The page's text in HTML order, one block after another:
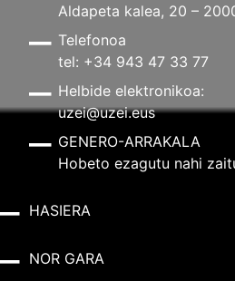
Aldapeta kalea, 20 –
Telefonoa
tel: +34 943 47 33 77
Helbide elektronikoa:
uzei@uzei.eus
GENERO-ARRAKALA
Hobeto ezagutu nahi
HASIERA
NOR GARA